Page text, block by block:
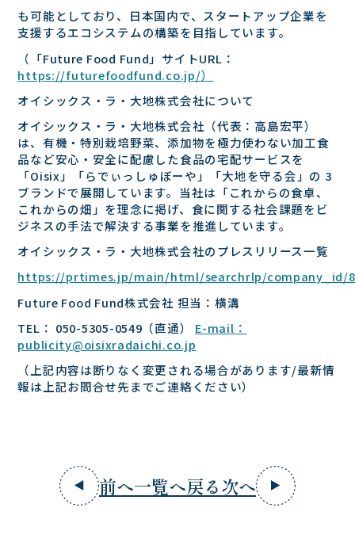
も可能としており、⽇本国内で、スタートアップ企業を
⽀援するエコシステムの構築を⽬指しています。
（「Future Food Fund」サイトURL：
https://futurefoodfund.co.jp/）
オイシックス・ラ・⼤地株式会社について
オイシックス・ラ・⼤地株式会社（代表：⾼島宏平）
は、有機・特別栽培野菜、添加物を極⼒使わない加⼯⾷
品など安⼼・安全に配慮した⾷品の宅配サービスを
「Oisix」「らでぃっしゅぼーや」「⼤地を守る会」の 3
ブランドで展開しています。当社は「これからの⾷卓、
これからの畑」を理念に掲げ、⾷に関する社会課題をビ
ジネスの⼿法で解決する事業を推進しています。
オイシックス・ラ・⼤地株式会社のプレスリリース⼀覧
https://prtimes.jp/main/html/searchrlp/company_id/
Future Food Fund株式会社 担当：横溝
TEL： 050-5305-0549（直通） E-mail：
publicity@oisixradaichi.co.jp
（上記内容は断りなく変更される場合があります/最新情
報は上記お問合せ先までご連絡ください）
前へ一覧へ戻る次へ